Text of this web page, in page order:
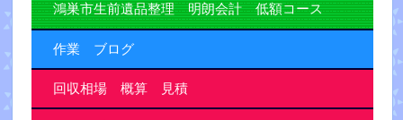
鴻巣市生前遺品整理 明朗会計 低額コース
作業 ブログ
回収相場 概算 見積